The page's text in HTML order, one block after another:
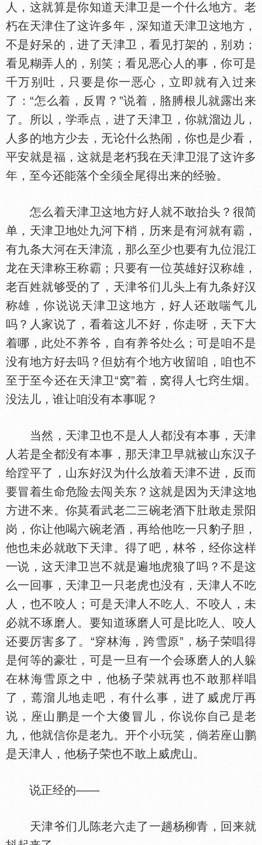
人，这就算是你知道天津卫是一个什么地方。老
朽在天津住了这许多年，深知道天津卫这地方，
不是好呆的，进了天津卫，看见打架的，别劝；
看见糊弄人的，别笑；看见恶心人的事，你可是
千万别吐，只要是你一恶心，立即就有入过来
了：“怎么着，反胃？”说着，胳膊根儿就露出来
了。所以，学乖点，进了天津卫，你就溜边儿，
人多的地方少去，无论什么热闹，你也是少看，
平安就是福，这就是老朽我在天津卫混了这许多
年，至今还能落个全须全尾得出来的经验。
怎么着天津卫这地方好人就不敢抬头？很简
单，天津卫地
九河下梢，历来是有河就有霸，
有九条大河在天津流，那么至少也要有九位混江
龙在天津称王称霸；只要有一位英雄好汉称雄，
老百姓就够受的了，天津爷们儿头上有九条好汉
称雄，你说说天津卫这地方，好人还敢喘气儿
吗？人家说了，看着这儿不好，你走呀，天下大
着哪，此
不养爷，自有养爷
么；可是咱不是
没有地方好去吗？但妨有个地方收留咱，咱也不
至于至今还在天津卫“窝”着，窝得人七窍生烟。
没法儿，谁让咱没有本事呢？
当然，天津卫也不是人人都没有本事，天津
人若是全都没有本事，那天津卫早就被山东汉子
给蹚平了，山东好汉为什么放着天津不进，反而
要冒着生命危险去闯关东？这就是因为天津这地
方进不来。你莫看武老二三碗老酒下肚敢走景阳
岗，你让他喝六碗老酒，再给他吃一只豹子胆，
他也未必就敢下天津。得了吧，林爷，经你这样
一说，这天津卫岂不就是遍地虎狼了吗？不是这
么一回事，天津卫一只老虎也没有，天津人不吃
人，也不咬人；可是天津人不吃人、不咬人，未
必就不琢磨人。要知道琢磨人可是比吃人、咬人
还要厉害多了。“穿林海，跨雪原”，杨子荣唱得
是何等的豪壮，可是一旦有一个会琢磨人的人躲
在林海雪原之中，他杨子荣就再也不敢那样唱
了，蔫溜儿地走吧，有什么事，进了威虎厅再
说，座山鹏是一个大傻冒儿，你说你自己是老
九，他就信你是老九。开个小玩笑，倘若座山鹏
是天津人，他杨子荣也不敢上威虎山。
说正经的——
天津爷们儿陈老六走了一趟杨柳青，回来就